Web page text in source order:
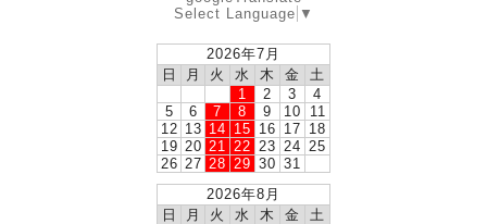
Select Language ▼
2026年7月
日
月 火 水 木 金
土
1
2 3
4
5
6 7 8 9 10
11
12 13 14 15 16 17 18
19 20 21 22 23 24 25
26 27 28 29 30 31
2026年8月
日
月 火 水 木 金
土